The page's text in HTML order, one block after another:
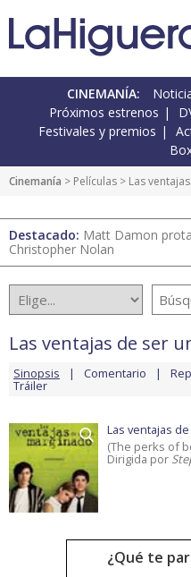
CINEMANÍA:
Próximos estrenos
Festivales y premios
Cinemanía > Películas > Las
Destacado: Matt Damon
Christopher Nolan
Las ventajas de ser
Sinopsis Comentario
Tráiler
Las ventajas
(The perks of
Dirigida por
¿Qué te